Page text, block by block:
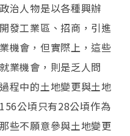
治人物是以各種興辦
發工業區、招商，引進
機會，但實際上，這些
業機會，則是乏人問
程中的土地變更與土地
公頃只有28公頃作為
些不願意參與土地變更